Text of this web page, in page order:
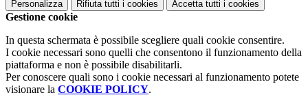
Personalizza Rifiuta tutti i cookies Accetta tutti i cookies
Gestione cookie
In questa schermata è possibile scegliere quali cookie consentire.
I cookie necessari sono quelli che consentono il funzionamento della
piattaforma e non è possibile disabilitarli.
Per conoscere quali sono i cookie necessari al funzionamento potete
visionare la COOKIE POLICY.